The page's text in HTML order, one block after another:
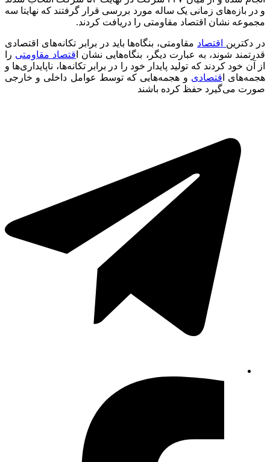
و در بازه‌های زمانی یک ساله مورد بررسی قرار گرفتند که نهایتا سه
مجموعه نشان اقتصاد مقاومتی را دریافت کردند.
در دکترین اقتصاد مقاومتی، بنگاه‌ها باید در برابر تکانه‌های اقتصادی
قدرتمند شوند، به عبارت دیگر، بنگاه‌هایی نشان ا قتصاد مقاومتی را
از آن خود کردند که تولید پایدار خود را در برابر تکانه‌ها، ناپایداری‌ها و
هجمه‌های ا قتصادی و هجمه‌هایی که توسط عوامل داخلی و خارجی
صورت می‌گیرد حفظ کرده باشند